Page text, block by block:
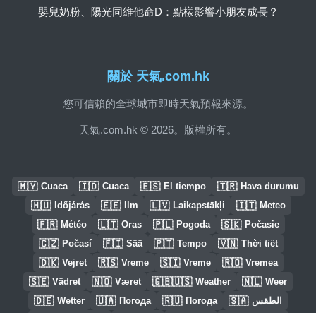
關於 天氣.com.hk
您可信賴的全球城市即時天氣預報來源。
天氣.com.hk © 2026。版權所有。
嬰兒奶粉、陽光同維他命D：點樣影響小朋友成長？
🇲🇾 Cuaca 🇮🇩 Cuaca 🇪🇸 El tiempo 🇹🇷 Hava durumu
🇭🇺 Időjárás 🇪🇪 Ilm 🇱🇻 Laikapstākļi 🇮🇹 Meteo
🇫🇷 Météo 🇱🇹 Oras 🇵🇱 Pogoda 🇸🇰 Počasie
🇨🇿 Počasí 🇫🇮 Sää 🇵🇹 Tempo 🇻🇳 Thời tiết
🇩🇰 Vejret 🇷🇸 Vreme 🇸🇮 Vreme 🇷🇴 Vremea
🇸🇪 Vädret 🇳🇴 Været 🇬🇧🇺🇸 Weather 🇳🇱 Weer
🇩🇪 Wetter 🇺🇦 Погода 🇷🇺 Погода 🇸🇦 الطقس